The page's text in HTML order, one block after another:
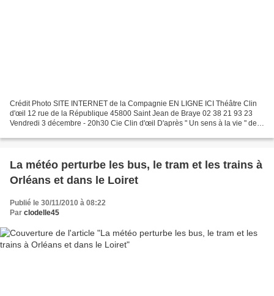
Crédit Photo SITE INTERNET de la Compagnie EN LIGNE ICI Théâtre Clin
d'œil 12 rue de la République 45800 Saint Jean de Braye 02 38 21 93 23
Vendredi 3 décembre - 20h30 Cie Clin d'œil D'après " Un sens à la vie " de
La météo perturbe les bus, le tram et les trains à
Orléans et dans le Loiret
Publié le 30/11/2010 à 08:22
Par clodelle45